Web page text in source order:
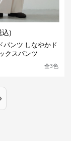
込)
パンツ しなやかド
クスパンツ
全3色